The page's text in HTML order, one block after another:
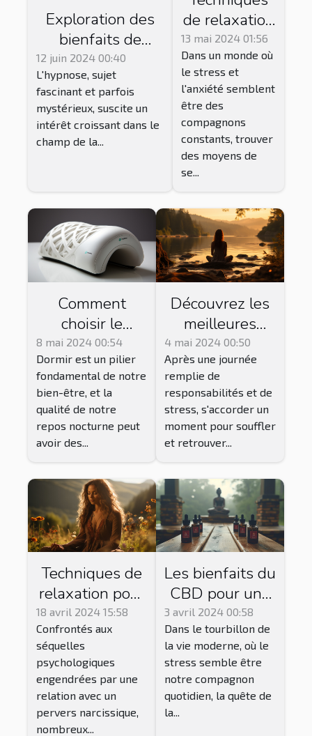
Exploration des
bienfaits de
l'hypnose en
psychothérapie
pour surmonter
les troubles
émotionnels et
12 juin 2024 00:40
L'hypnose, sujet
fascinant et parfois
mystérieux, suscite un
intérêt croissant dans le
champ de la...
de relaxation
efficaces
avec
l'utilisation
de produits à
base de CBD
13 mai 2024 01:56
Dans un monde où
le stress et
l'anxiété semblent
être des
compagnons
constants, trouver
des moyens de
se...
Comment
choisir le
meilleur oreiller
cervical :
critères et
conseils pour
un sommeil
réparateur
8 mai 2024 00:54
Dormir est un pilier
fondamental de notre
bien-être, et la
qualité de notre
repos nocturne peut
avoir des...
Découvrez les
meilleures
techniques de
relaxation pour
décompresser
après une
journée
chargée
4 mai 2024 00:50
Après une journée
remplie de
responsabilités et de
stress, s'accorder un
moment pour souffler
et retrouver...
Techniques de
relaxation pour
surmonter le
traumatisme
après une
relation avec un
pervers
narcissique
18 avril 2024 15:58
Confrontés aux
séquelles
psychologiques
engendrées par une
relation avec un
pervers narcissique,
nombreux...
Les bienfaits du
CBD pour une
relaxation
profonde et
une gestion du
stress
3 avril 2024 00:58
Dans le tourbillon de
la vie moderne, où le
stress semble être
notre compagnon
quotidien, la quête de
la...